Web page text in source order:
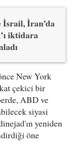
İran’da
iktidara
New York
çekici bir
ABD ve
siyasi
yeniden
öne